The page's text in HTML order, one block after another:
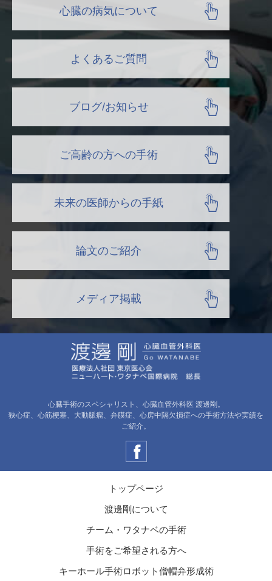
心臓の病気について
よくあるご質問
ブログ/お知らせ
ご高齢の方への手術
未来の医師からの手紙
論文のご紹介
メディア掲載
心臓手術のスペシャリスト、心臓血管外科医 渡邊剛。
狭心症、心筋梗塞、大動脈瘤、弁膜症、心房中隔欠損症への手術方法や実績を
ご紹介。
トップページ
渡邊剛について
チーム・ワタナベの手術
手術をご希望される方へ
キーホール手術ロボット僧帽弁形成術